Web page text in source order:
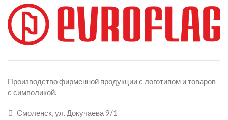
Производство фирменной продукции с логотипом и товаров
с символикой.
Смоленск, ул. Докучаева 9/1